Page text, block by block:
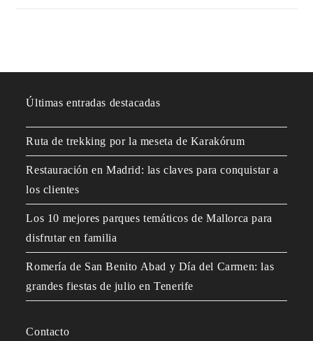
Últimas entradas destacadas
Ruta de trekking por la meseta de Karakórum
Restauración en Madrid: las claves para conquistar a
los clientes
Los 10 mejores parques temáticos de Mallorca para
disfrutar en familia
Romería de San Benito Abad y Día del Carmen: las
grandes fiestas de julio en Tenerife
Contacto